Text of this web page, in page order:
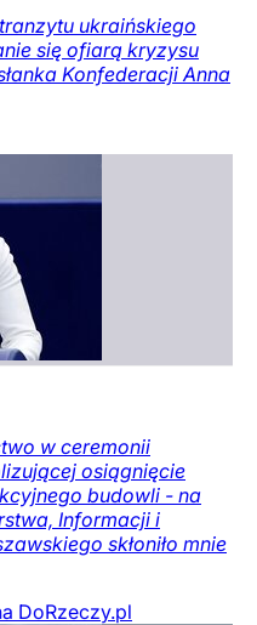
ukraińskiego
się ofiarą kryzysu
Konfederacji Anna
w ceremonii
osiągnięcie
budowli - na
Informacji i
skłoniło mnie
DoRzeczy.pl